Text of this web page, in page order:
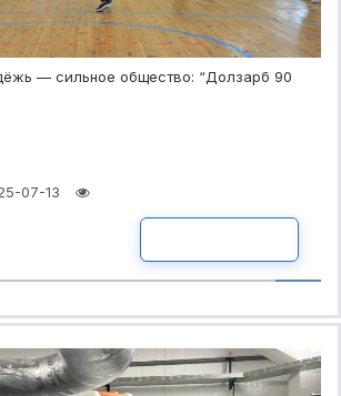
— сильное общество: “Долзарб 90
07-13